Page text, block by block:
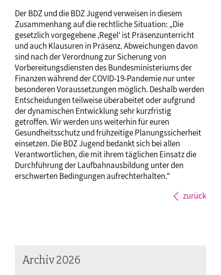
Der BDZ und die BDZ Jugend verweisen in diesem
Zusammenhang auf die rechtliche Situation: „Die
gesetzlich vorgegebene ‚Regel‘ ist Präsenzunterricht
und auch Klausuren in Präsenz. Abweichungen davon
sind nach der Verordnung zur Sicherung von
Vorbereitungsdiensten des Bundesministeriums der
Finanzen während der COVID-19-Pandemie nur unter
besonderen Voraussetzungen möglich. Deshalb werden
Entscheidungen teilweise überabeitet oder aufgrund
der dynamischen Entwicklung sehr kurzfristig
getroffen. Wir werden uns weiterhin für euren
Gesundheitsschutz und frühzeitige Planungssicherheit
einsetzen. Die BDZ Jugend bedankt sich bei allen
Verantwortlichen, die mit ihrem täglichen Einsatz die
Durchführung der Laufbahnausbildung unter den
erschwerten Bedingungen aufrechterhalten.“
zurück
Archiv 2026